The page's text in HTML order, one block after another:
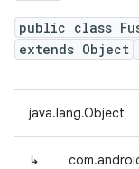
public class
extends Object
java.lang.Object
↳